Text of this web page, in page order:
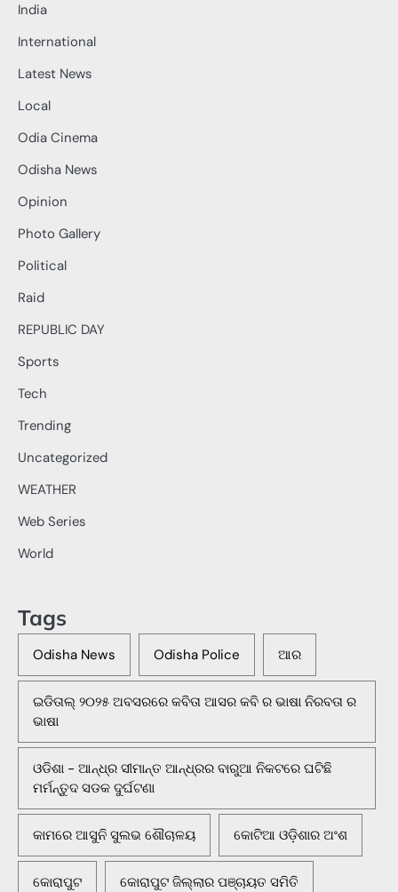
India
International
Latest News
Local
Odia Cinema
Odisha News
Opinion
Photo Gallery
Political
Raid
REPUBLIC DAY
Sports
Tech
Trending
Uncategorized
WEATHER
Web Series
World
Tags
Odisha News Odisha Police ଆର
ଇଡିତାଲ୍ ୨୦୨୫ ଅବସରରେ କବିତା ଆସର କବି ର ଭାଷା ନିରବତା ର
ଭାଷା
ଓଡିଶା - ଆନ୍ଧ୍ର ସୀମାନ୍ତ ଆନ୍ଧ୍ରର ବାରୁଆ ନିକଟରେ ଘଟିଛି
ମର୍ମନ୍ତୁଦ ସଡକ ଦୁର୍ଘଟଣା
କାମରେ ଆସୁନି ସୁଲଭ ଶୌଚାଳୟ କୋଟିଆ ଓଡ଼ିଶାର ଅଂଶ
କୋରାପୁଟ କୋରାପୁଟ ଜିଲ୍ଲାର ପଞ୍ଚାୟତ ସମିତି